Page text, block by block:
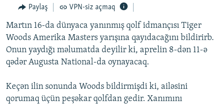
Axtarışa
keç
#ƏSLINDƏ
FƏRQƏ BAX
QANUNI DOĞRU
ARAŞDIRMA
VIDEO
RADIO ARXIV
Paylaş VPN-siz açmaq
Martın 16-da dünyaca yanınmış qolf idmançısı Tiger
Woods Amerika Masters yarışına qayıdacağını bildirirb.
Onun yaydığı məlumatda deyilir ki, aprelin 8-dən 11-ə
qədər Augusta National-da oynayacaq.
Keçən ilin sonunda Woods bildirmişdi ki, ailəsini
qorumaq üçün peşəkar qolfdan gedir. Xanımını